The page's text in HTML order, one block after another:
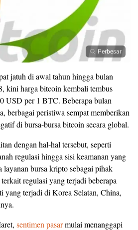
Perbesar
jatuh di awal tahun hingga bulan
kini harga bitcoin kembali tembus
USD per 1 BTC. Beberapa bulan
berbagai peristiwa sempat memberikan
di bursa-bursa bitcoin secara global.
dengan hal-hal tersebut, seperti
regulasi hingga sisi keamanan yang
layanan bursa kripto sebagai pihak
regulasi yang terjadi beberapa
yang terjadi di Korea Selatan, China,
sentimen pasarmulai menanggapi